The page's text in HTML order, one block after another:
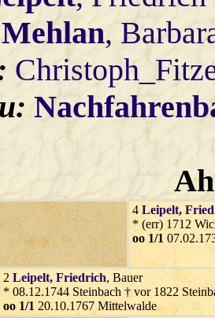
Mehlan,
4 Leipelt,
* (err) 1712
oo 1/1
2 Leipelt, Friedrich, Bauer
* 08.12.1744 Steinbach † vor 1822
oo 1/1 20.10.1767 Mittelwalde